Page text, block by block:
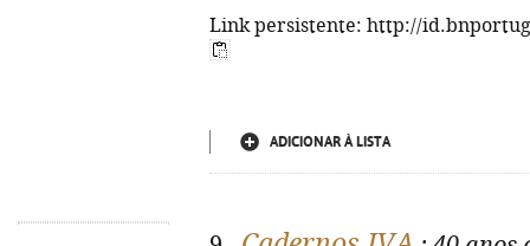
Link persistente: http://
ADICIONAR À LISTA